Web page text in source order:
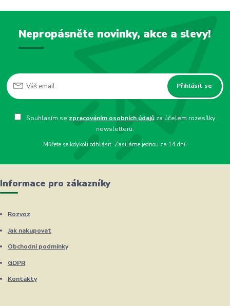
Nepropásněte novinky, akce a slevy!
Přihlásit se
Souhlasím se zpracováním osobních údajů za účelem rozesílky
newsletteru.
Můžete se kdykoli odhlásit. Zasíláme jednou za 14 dní.
Informace pro zákazníky
Rozvoz
Jak nakupovat
Obchodní podmínky
GDPR
Kontakty